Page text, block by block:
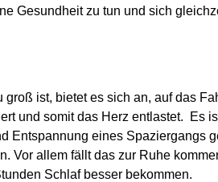
Gesundheit zu tun und sich
ist, bietet es sich an, auf das
und somit das Herz entlastet. Es
Entspannung eines Spaziergangs
Vor allem fällt das zur Ruhe
Schlaf besser bekommen.